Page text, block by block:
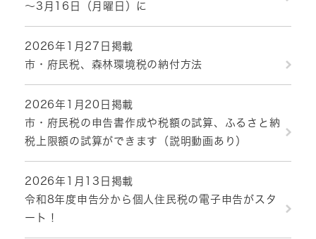
～3月16日（月曜日）に
2026年1月27日掲載
市・府民税、森林環境税の納付方法
2026年1月20日掲載
市・府民税の申告書作成や税額の試算、ふるさと納
税上限額の試算ができます（説明動画あり）
2026年1月13日掲載
令和8年度申告分から個人住民税の電子申告がスタ
ート！